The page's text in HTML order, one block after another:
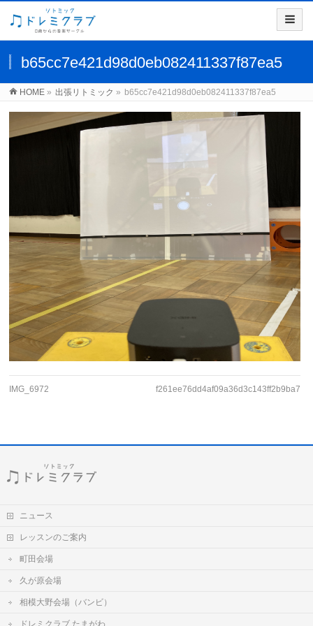
b65cc7e421d98d0eb082411337f87ea5
HOME » 出張リトミック » b65cc7e421d98d0eb082411337f87ea5
IMG_6972 f261ee76dd4af09a36d3c143ff2b9ba7
ニュース
レッスンのご案内
町田会場
久が原会場
相模大野会場（バンビ）
ドレミクラブ たまがわ